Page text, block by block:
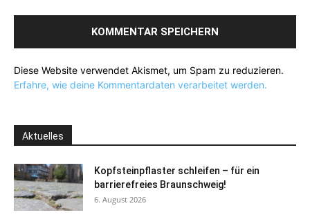
Diese Website verwendet Akismet, um Spam zu reduzieren.
Erfahre, wie deine Kommentardaten verarbeitet werden.
Aktuelles
Kopfsteinpflaster schleifen – für ein
barrierefreies Braunschweig!
6. August 2026